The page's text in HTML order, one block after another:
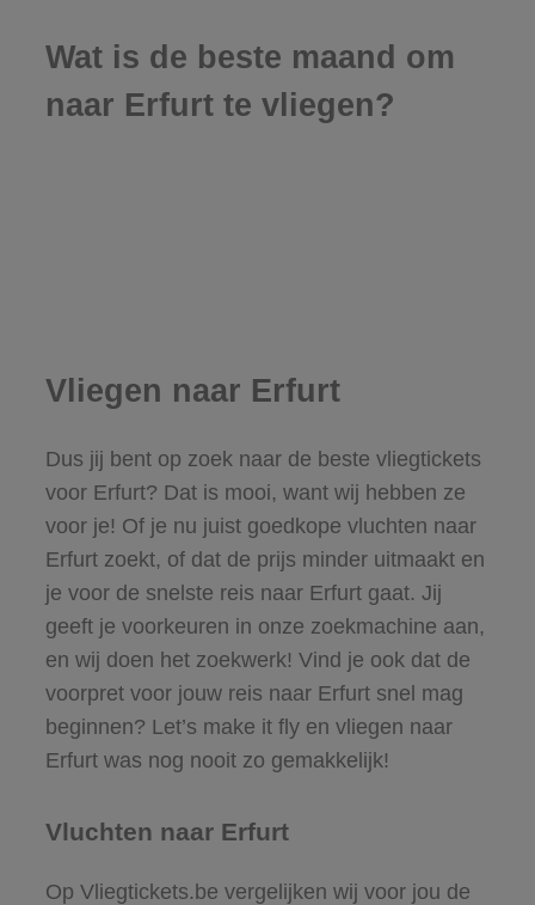
Wat is de beste maand om
naar Erfurt te vliegen?
Vliegen naar Erfurt
Dus jij bent op zoek naar de beste vliegtickets
voor Erfurt? Dat is mooi, want wij hebben ze
voor je! Of je nu juist goedkope vluchten naar
Erfurt zoekt, of dat de prijs minder uitmaakt en
je voor de snelste reis naar Erfurt gaat. Jij
geeft je voorkeuren in onze zoekmachine aan,
en wij doen het zoekwerk! Vind je ook dat de
voorpret voor jouw reis naar Erfurt snel mag
beginnen? Let’s make it fly en vliegen naar
Erfurt was nog nooit zo gemakkelijk!
Vluchten naar Erfurt
Op Vliegtickets.be vergelijken wij voor jou de